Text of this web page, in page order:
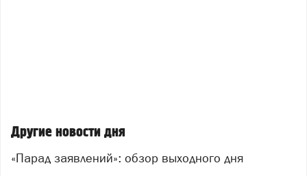
Другие новости дня
«Парад заявлений»: обзор выходного дня